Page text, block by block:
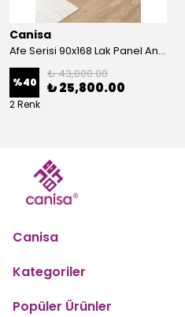
Canisa
Afe Serisi 90x168 Lak Panel Antrasit İroni Masa ve 6 Sandalye Gold Kaplama Ayak
%40
₺ 43,000.00
₺ 25,800.00
2 Renk
Canisa
Kategoriler
Popüler Ürünler